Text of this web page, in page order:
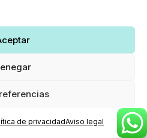
de privacidadAviso legal
de contacto
480 789